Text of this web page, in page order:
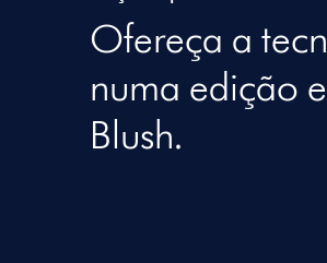
Ofereça a
numa edição
Blush.